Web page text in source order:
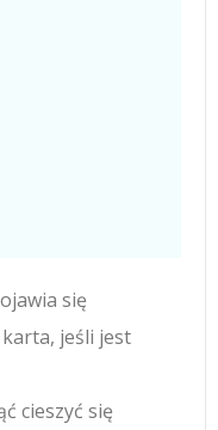
się
jeśli jest
cieszyć się